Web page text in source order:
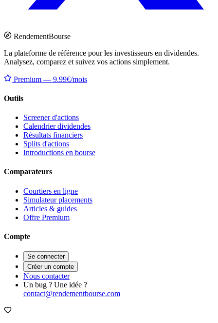
RendementBourse
La plateforme de référence pour les investisseurs en dividendes.
Analysez, comparez et suivez vos actions simplement.
Premium — 9.99€/mois
Outils
Screener d'actions
Calendrier dividendes
Résultats financiers
Splits d'actions
Introductions en bourse
Comparateurs
Courtiers en ligne
Simulateur placements
Articles & guides
Offre Premium
Compte
Se connecter
Créer un compte
Nous contacter
Un bug ? Une idée ?
contact@rendementbourse.com